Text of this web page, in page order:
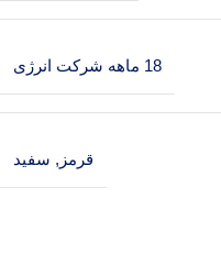
18 ماهه شرکت انرژی
قرمز , سفید